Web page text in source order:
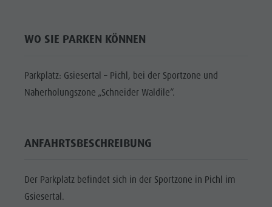
EVENTS
Pustertal
Das Pustertal
Events
WO SIE PARKEN KÖNNEN
Parkplatz: Gsiesertal – Pichl, bei der Sportzone und
Naherholungszone „Schneider Waldile“.
ANFAHRTSBESCHREIBUNG
Der Parkplatz befindet sich in der Sportzone in Pichl im
Gsiesertal.